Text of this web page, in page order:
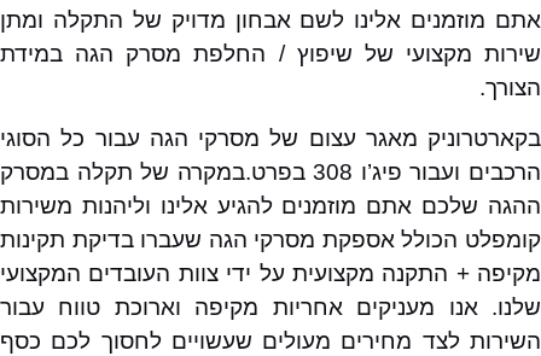
אתם מוזמנים אלינו לשם אבחון מדויק של התקלה ומתן
שירות מקצועי של שיפוץ / החלפת מסרק הגה במידת
הצורך.
בקארטרוניק מאגר עצום של מסרקי הגה עבור כל הסוגי
הרכבים ועבור פיג’ו 308 בפרט.במקרה של תקלה במסרק
ההגה שלכם אתם מוזמנים להגיע אלינו וליהנות משירות
קומפלט הכולל אספקת מסרקי הגה שעברו בדיקת תקינות
מקיפה + התקנה מקצועית על ידי צוות העובדים המקצועי
שלנו. אנו מעניקים אחריות מקיפה וארוכת טווח עבור
השירות לצד מחירים מעולים שעשויים לחסוך לכם כסף